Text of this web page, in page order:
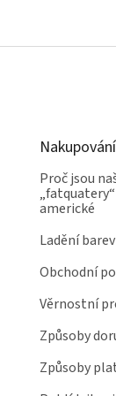
Nakupování
Proč jsou
americké
Ladění barev
Obchodní
Věrnostní
Způsoby
Způsoby